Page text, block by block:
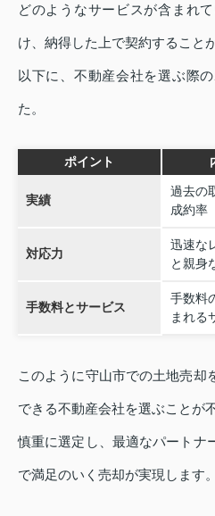
どのようなサービスが含まれ
け、納得した上で契約すること
以下に、不動産会社を選ぶ際
た。
ポイント
実績
過去の
成約率
対応力
迅速な
と親身
手数料とサービス
手数料
まれる
このように守山市での土地売却
できる不動産会社を選ぶことが
慎重に選定し、最適なパートナ
で満足のいく売却が実現します。